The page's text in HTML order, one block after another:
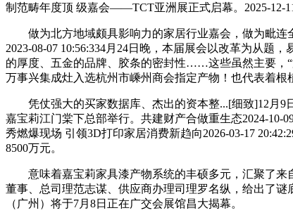
制范畴年度顶 级嘉会——TCT亚洲展正式启幕。2025-12-
做为北方地域颇具影响力的家居行业嘉会，做为毗连
2023-08-07 10:56:334月24日晚，本届展会以改革为从题
的厚度、五金的品牌、胶条的密封性……这些虽然主要，
万事兴集成灶入选杭州市嵊州商会指定产物！也代表着根
凭仗强大的买家数据库、杰出的资本整...[细致]12月9
嘉宝莉江门棠下总部举行。共建财产合做重生态2024-10-
秀燃爆现场 引领3D打印家居消费新趋向2026-03-17
8500万元。
意味着嘉宝莉家具漆产物系统的丰硕多元，汇聚了来
董事、总司理范志谋、供应商办理司理罗名纵，给出了
（广州）将于7月8日正在广交会展馆昌大揭幕。